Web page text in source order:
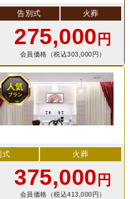
告別式 火葬
275,000 円
会員価格（税込303,000円）
式 火葬
375,000 円
会員価格（税込413,000円）